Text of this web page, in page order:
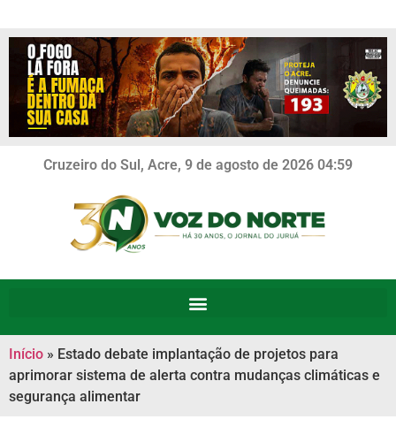
Cruzeiro do Sul, Acre, 9 de agosto de 2026 04:59
Início » Estado debate implantação de projetos para
aprimorar sistema de alerta contra mudanças climáticas e
segurança alimentar